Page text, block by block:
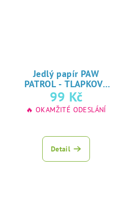
Jedlý papír PAW
PATROL - TLAPKOVÁ
PATROLA★
oblíbený tisk na
jedlý papír
99 Kč
🔥 OKAMŽITÉ ODESLÁNÍ
Detail